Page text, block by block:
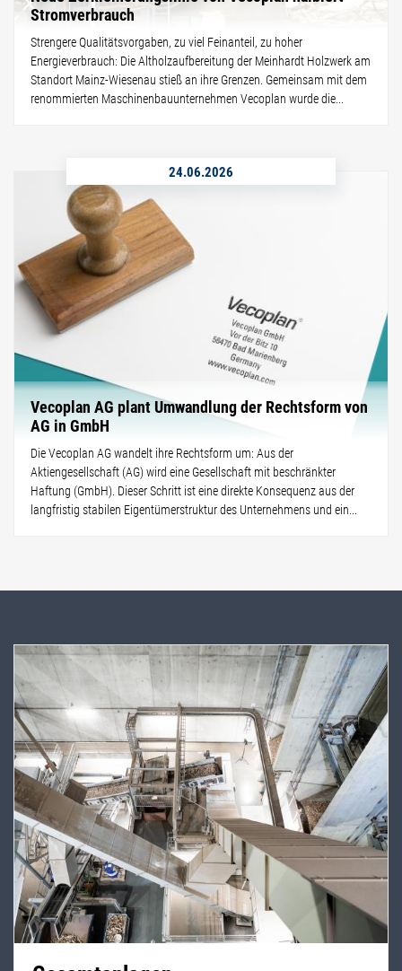
Stromverbrauch
Strengere Qualitätsvorgaben, zu viel Feinanteil, zu hoher
Energieverbrauch: Die Altholzaufbereitung der Meinhardt Holzwerk am
Standort Mainz-Wiesenau stieß an ihre Grenzen. Gemeinsam mit dem
renommierten Maschinenbauunternehmen Vecoplan wurde die...
24.06.2026
Vecoplan AG plant Umwandlung der Rechtsform von
AG in GmbH
Die Vecoplan AG wandelt ihre Rechtsform um: Aus der
Aktiengesellschaft (AG) wird eine Gesellschaft mit beschränkter
Haftung (GmbH). Dieser Schritt ist eine direkte Konsequenz aus der
langfristig stabilen Eigentümerstruktur des Unternehmens und ein...